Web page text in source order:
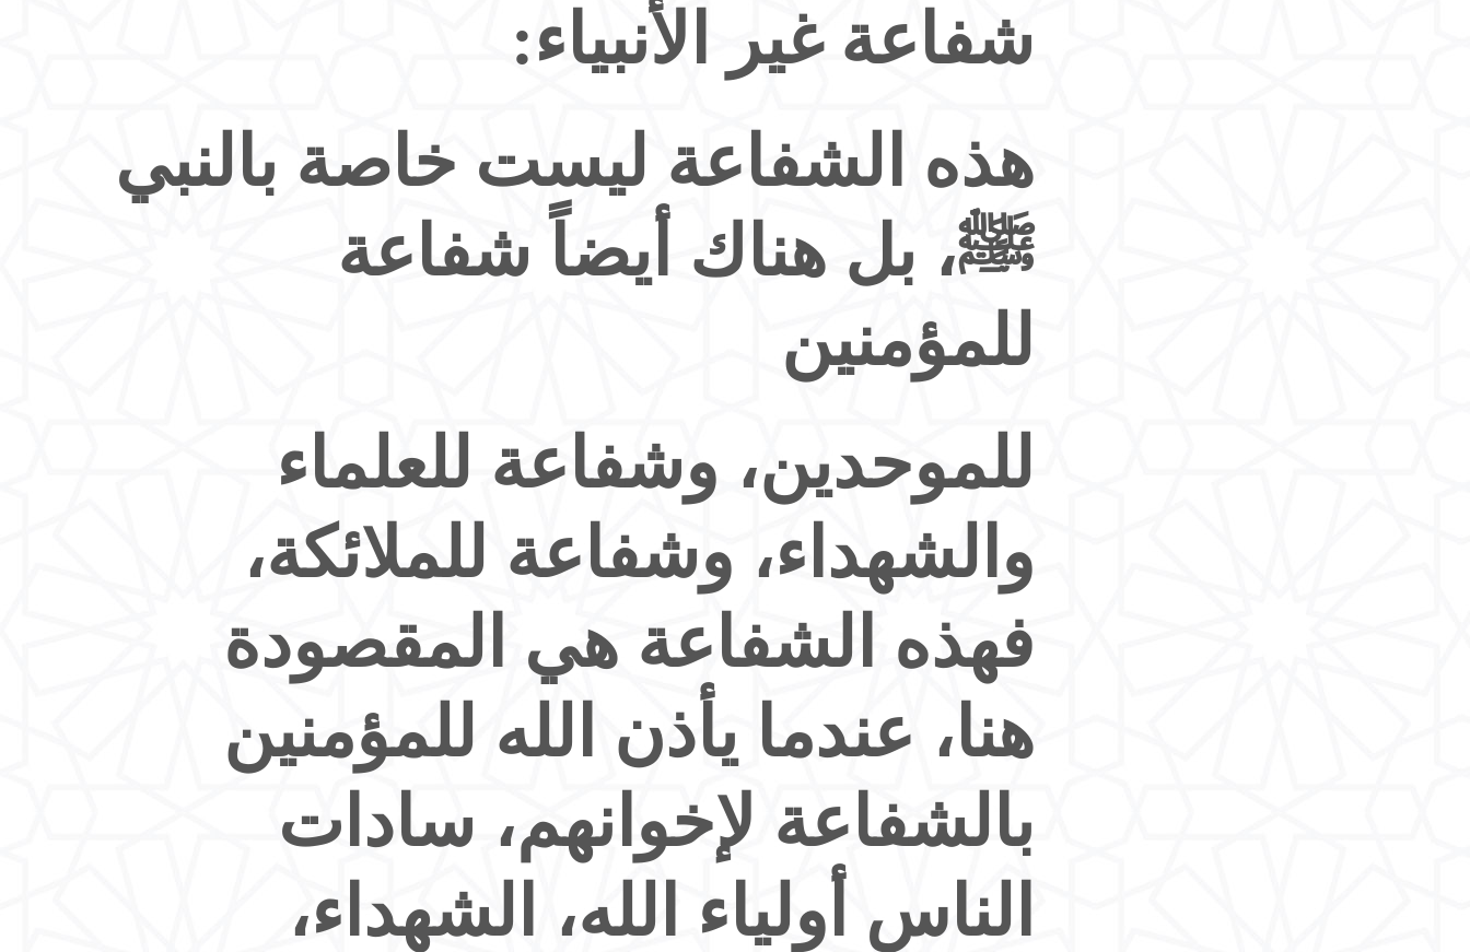
شفاعة غير الأنبياء:
هذه الشفاعة ليست خاصة بالنبي
ﷺ، بل هناك أيضاً شفاعة
للمؤمنين
للموحدين، وشفاعة للعلماء
والشهداء، وشفاعة للملائكة،
فهذه الشفاعة هي المقصودة
هنا، عندما يأذن الله للمؤمنين
بالشفاعة لإخوانهم، سادات
الناس أولياء الله، الشهداء،